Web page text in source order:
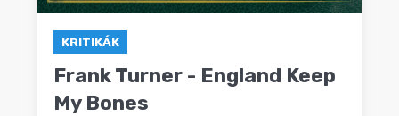
KRITIKÁK
Frank Turner - England Keep
My Bones